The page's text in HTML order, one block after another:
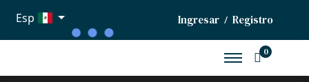
Esp Ingresar / Registro
0